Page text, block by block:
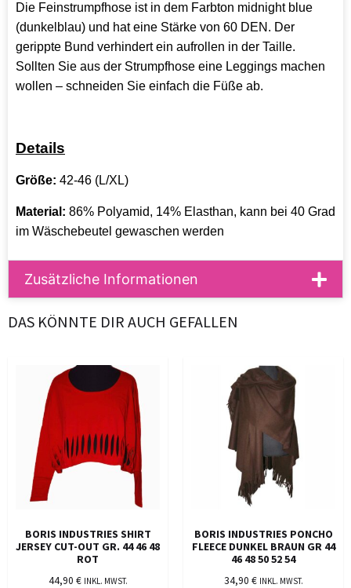
Die Feinstrumpfhose ist in dem Farbton midnight blue
(dunkelblau) und hat eine Stärke von 60 DEN. Der
gerippte Bund verhindert ein aufrollen in der Taille.
Sollten Sie aus der Strumpfhose eine Leggings machen
wollen – schneiden Sie einfach die Füße ab.
Details
Größe: 42-46 (L/XL)
Material: 86% Polyamid, 14% Elasthan, kann bei 40 Grad
im Wäschebeutel gewaschen werden
Zusätzliche Informationen
DAS KÖNNTE DIR AUCH GEFALLEN
BORIS INDUSTRIES SHIRT
JERSEY CUT-OUT GR. 44 46 48
ROT
44,90 € INKL. MWST.
BORIS INDUSTRIES PONCHO
FLEECE DUNKEL BRAUN GR 44
46 48 50 52 54
34,90 € INKL. MWST.